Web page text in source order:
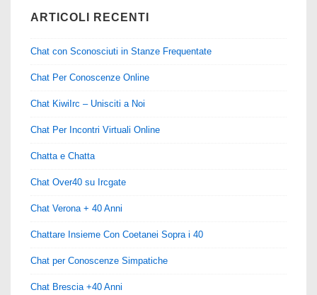
ARTICOLI RECENTI
Chat con Sconosciuti in Stanze Frequentate
Chat Per Conoscenze Online
Chat KiwiIrc – Unisciti a Noi
Chat Per Incontri Virtuali Online
Chatta e Chatta
Chat Over40 su Ircgate
Chat Verona + 40 Anni
Chattare Insieme Con Coetanei Sopra i 40
Chat per Conoscenze Simpatiche
Chat Brescia +40 Anni